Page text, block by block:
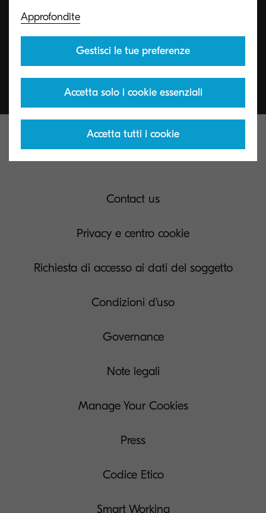
Contattaci
Contact us
Privacy e centro cookie
Richiesta di accesso ai dati del soggetto
Condizioni d’uso
Governance
Note legali
Manage Your Cookies
Press
Codice Etico
Smart Working
Approfondite
Gestisci le tue preferenze
Accetta solo i cookie essenziali
Accetta tutti i cookie